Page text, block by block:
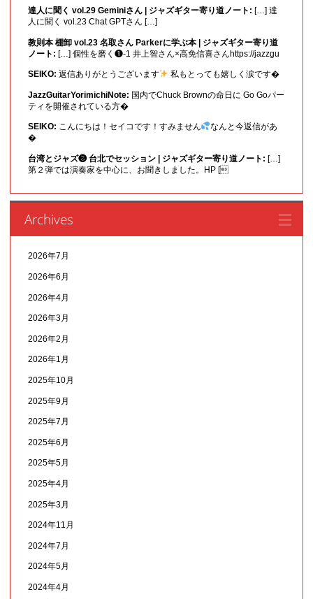
達人に聞く vol.29 Geminiさん | ジャズギター寄り道ノート: […] 達
人に聞く vol.23 Chat GPTさん […]
教則本 棚卸 vol.23 名取さん Parkerに学ぶ本 | ジャズギター寄り道
ノート: […] 個性を磨く❶-1 井上智さん×高免信喜さんhttps://jazzgu
SEIKO: 返信ありがとうございます 私もとっても嬉しく涙です�
JazzGuitarYorimichiNote: 国内でChuck Brownの命日に Go Goパー
ティを開催されている方�
SEIKO: こんにちは！セイコです！すみません
なんと今返信があ
�
台湾とジャズ❸ 台北でセッション | ジャズギター寄り道ノート: […]
第２弾では演奏家を中心に、お聞きしました。HP [
Archives
2026年7月
2026年6月
2026年4月
2026年3月
2026年2月
2026年1月
2025年10月
2025年9月
2025年7月
2025年6月
2025年5月
2025年4月
2025年3月
2024年11月
2024年7月
2024年5月
2024年4月